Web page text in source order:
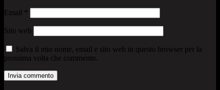
Email
Sito web
Salva il mio nome, email e sito web in questo browser per la
prossima volta che commento.